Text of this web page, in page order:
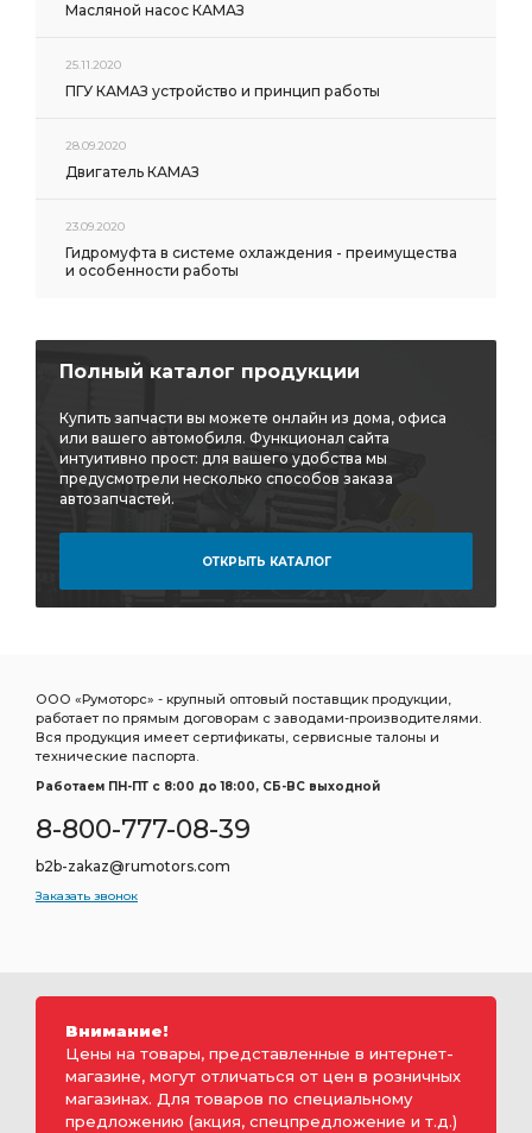
Масляной насос КАМАЗ
25.11.2020
ПГУ КАМАЗ устройство и принцип работы
28.09.2020
Двигатель КАМАЗ
23.09.2020
Гидромуфта в системе охлаждения - преимущества
и особенности работы
Полный каталог продукции
Купить запчасти вы можете онлайн из дома, офиса
или вашего автомобиля. Функционал сайта
интуитивно прост: для вашего удобства мы
предусмотрели несколько способов заказа
автозапчастей.
ОТКРЫТЬ КАТАЛОГ
ООО «Румоторс» - крупный оптовый поставщик продукции,
работает по прямым договорам с заводами-производителями.
Вся продукция имеет сертификаты, сервисные талоны и
технические паспорта.
Работаем ПН-ПТ c 8:00 до 18:00, СБ-ВС выходной
8-800-777-08-39
b2b-zakaz@rumotors.com
Заказать звонок
Внимание!
Цены на товары, представленные в интернет-
магазине, могут отличаться от цен в розничных
магазинах. Для товаров по специальному
предложению (акция, спецпредложение и т.д.)